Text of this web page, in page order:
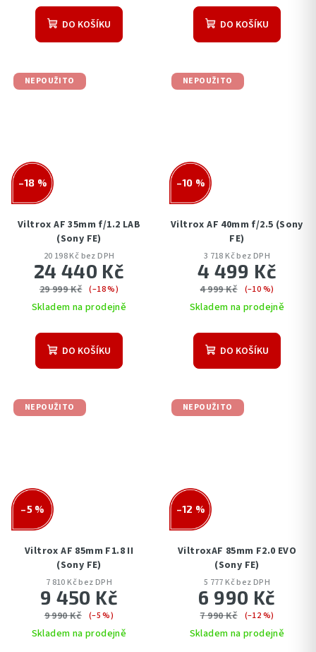
DO KOŠÍKU DO KOŠÍKU
NEPOUŽITO
–18 %
Viltrox AF 35mm f/1.2 LAB
(Sony FE)
20 198 Kč bez DPH
24 440 Kč
29 999 Kč (–18 %)
Skladem na prodejně
DO KOŠÍKU
NEPOUŽITO
–10 %
Viltrox AF 40mm f/2.5 (Sony
FE)
3 718 Kč bez DPH
4 499 Kč
4 999 Kč (–10 %)
Skladem na prodejně
DO KOŠÍKU
NEPOUŽITO
–5 %
Viltrox AF 85mm F1.8 II
(Sony FE)
7 810 Kč bez DPH
9 450 Kč
9 990 Kč (–5 %)
Skladem na prodejně
NEPOUŽITO
–12 %
ViltroxAF 85mm F2.0 EVO
(Sony FE)
5 777 Kč bez DPH
6 990 Kč
7 990 Kč (–12 %)
Skladem na prodejně